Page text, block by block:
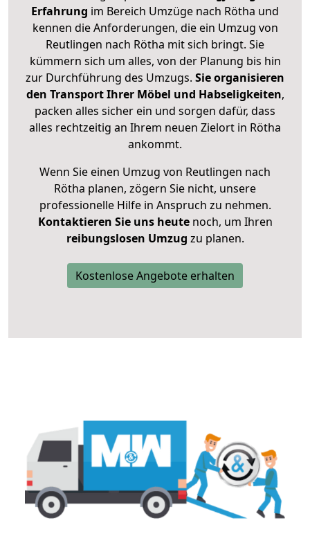
Erfahrung im Bereich Umzüge nach Rötha und
kennen die Anforderungen, die ein Umzug von
Reutlingen nach Rötha mit sich bringt. Sie
kümmern sich um alles, von der Planung bis hin
zur Durchführung des Umzugs. Sie organisieren
den Transport Ihrer Möbel und Habseligkeiten,
packen alles sicher ein und sorgen dafür, dass
alles rechtzeitig an Ihrem neuen Zielort in Rötha
ankommt.
Wenn Sie einen Umzug von Reutlingen nach
Rötha planen, zögern Sie nicht, unsere
professionelle Hilfe in Anspruch zu nehmen.
Kontaktieren Sie uns heutenoch, um Ihren
reibungslosen Umzug zu planen.
Kostenlose Angebote erhalten